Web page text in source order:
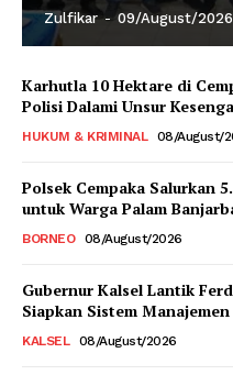
Zulfikar - 09/August/2026
Karhutla 10 Hektare di
Polisi Dalami Unsur
HUKUM & KRIMINAL 08/August/
Polsek Cempaka Salurkan
untuk Warga Palam
BORNEO 08/August/2026
Gubernur Kalsel Lantik
Siapkan Sistem
KALSEL 08/August/2026